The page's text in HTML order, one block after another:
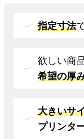
指定寸法
欲しい商
希望の厚
大きいサ
プリンタ